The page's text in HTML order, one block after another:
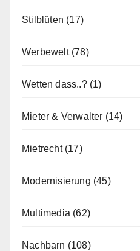
Stilblüten (17)
Werbewelt(78)
Wetten dass..?(1)
Mieter & Verwalter (14)
Mietrecht(17)
Modernisierung (45)
Multimedia (62)
Nachbarn (108)